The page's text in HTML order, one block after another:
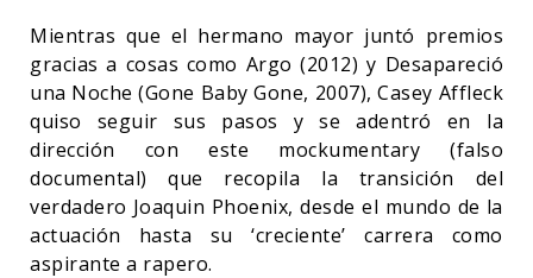
Mientras que el hermano mayor juntó premios
gracias a cosas como Argo (2012) y Desapareció
una Noche (Gone Baby Gone, 2007), Casey Affleck
quiso seguir sus pasos y se adentró en la
dirección con este mockumentary (falso
documental) que recopila la transición del
verdadero Joaquin Phoenix, desde el mundo de la
actuación hasta su ‘creciente’ carrera como
aspirante a rapero.